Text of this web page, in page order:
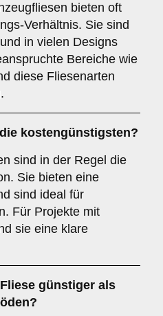
bieten oft
Verhältnis. Sie sind
in vielen Designs
Bereiche wie
diese Fliesenarten
kostengünstigsten?
sind in der Regel die
Sie bieten eine
sind ideal für
Für Projekte mit
sie eine klare
günstiger als